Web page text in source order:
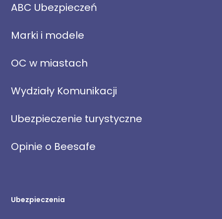
ABC Ubezpieczeń
Marki i modele
OC w miastach
Wydziały Komunikacji
Ubezpieczenie turystyczne
Opinie o Beesafe
Ubezpieczenia